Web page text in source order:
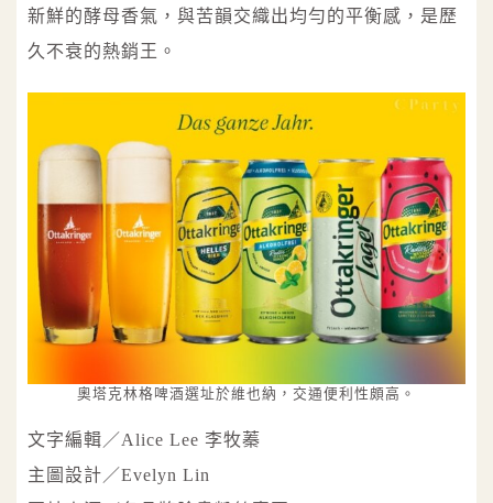
新鮮的酵母香氣，與苦韻交織出均勻的平衡感，是歷
久不衰的熱銷王。
奧塔克林格啤酒選址於維也納，交通便利性頗高。
文字編輯／Alice Lee 李牧蓁
主圖設計／Evelyn Lin